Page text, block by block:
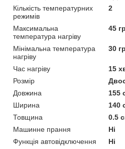
Кількість температурних
режимів
2
Максимальна
температура нагріву
45
Мінімальна температура
нагріву
30
Час нагріву
15
Розмір
Довжина
155
Ширина
140
Товщина
0.5
Машинне прання
Ні
Функція автовідключення
Ні